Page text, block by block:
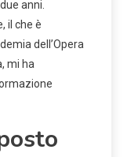
anni.
il che è
dell’Opera
mi ha